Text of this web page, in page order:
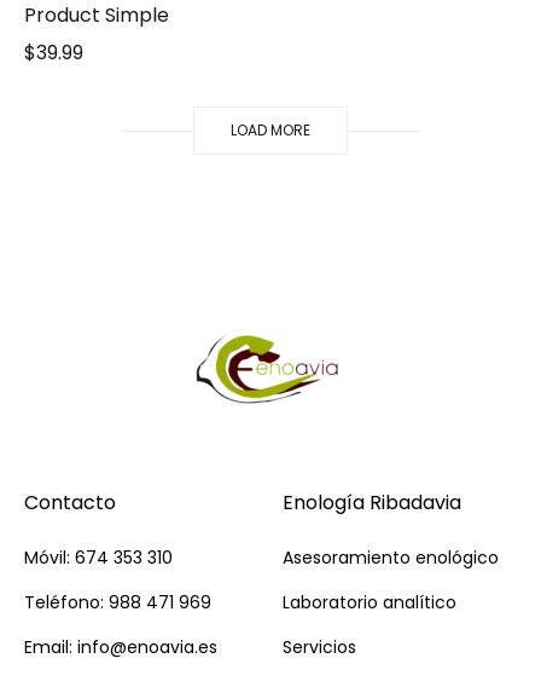
Product Simple
$39.99
LOAD MORE
Contacto
Móvil: 674 353 310
Teléfono: 988 471 969
Email: info@enoavia.es
Enología Ribadavia
Asesoramiento enológico
Laboratorio analítico
Servicios